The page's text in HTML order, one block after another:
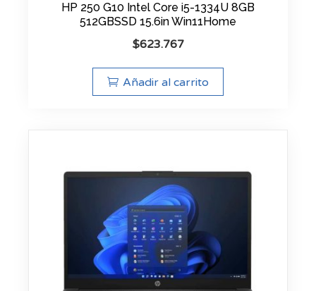
HP 250 G10 Intel Core i5-1334U 8GB
512GBSSD 15.6in Win11Home
$623.767
Añadir al carrito